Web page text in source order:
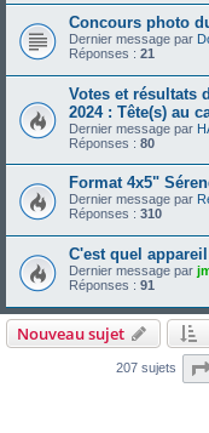
Concours photo
Dernier message par
Réponses : 21
Votes et résultats
2024 : Tête(s) au
Dernier message par
Réponses : 80
Format 4x5"
Dernier message par
Réponses : 310
C'est quel appareil
Dernier message par
Réponses : 91
Nouveau sujet
207 sujets